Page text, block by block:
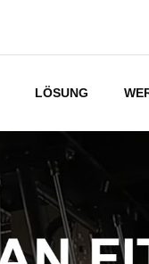
LÖSUNG